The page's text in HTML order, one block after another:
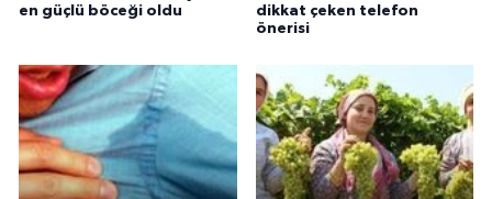
en güçlü böceği oldu
dikkat çeken telefon
önerisi